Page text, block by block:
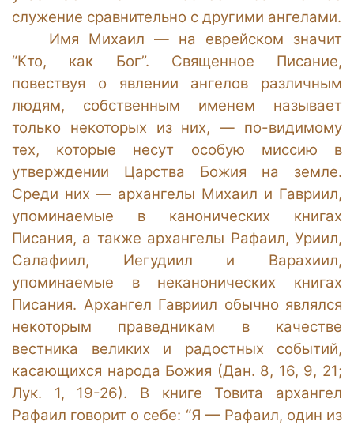
служение сравнительно с другими ангелами.
Имя Михаил — на еврейском значит
“Кто, как Бог”. Священное Писание,
повествуя о явлении ангелов различным
людям, собственным именем называет
только некоторых из них, — по-видимому
тех, которые несут особую миссию в
утверждении Царства Божия на земле.
Среди них — архангелы Михаил и Гавриил,
упоминаемые в канонических книгах
Писания, а также архангелы Рафаил, Уриил,
Салафиил, Иегудиил и Варахиил,
упоминаемые в неканонических книгах
Писания. Архангел Гавриил обычно являлся
некоторым праведникам в качестве
вестника великих и радостных событий,
касающихся народа Божия (Дан. 8, 16, 9, 21;
Лук. 1, 19-26). В книге Товита архангел
Рафаил говорит о себе: “Я — Рафаил, один из